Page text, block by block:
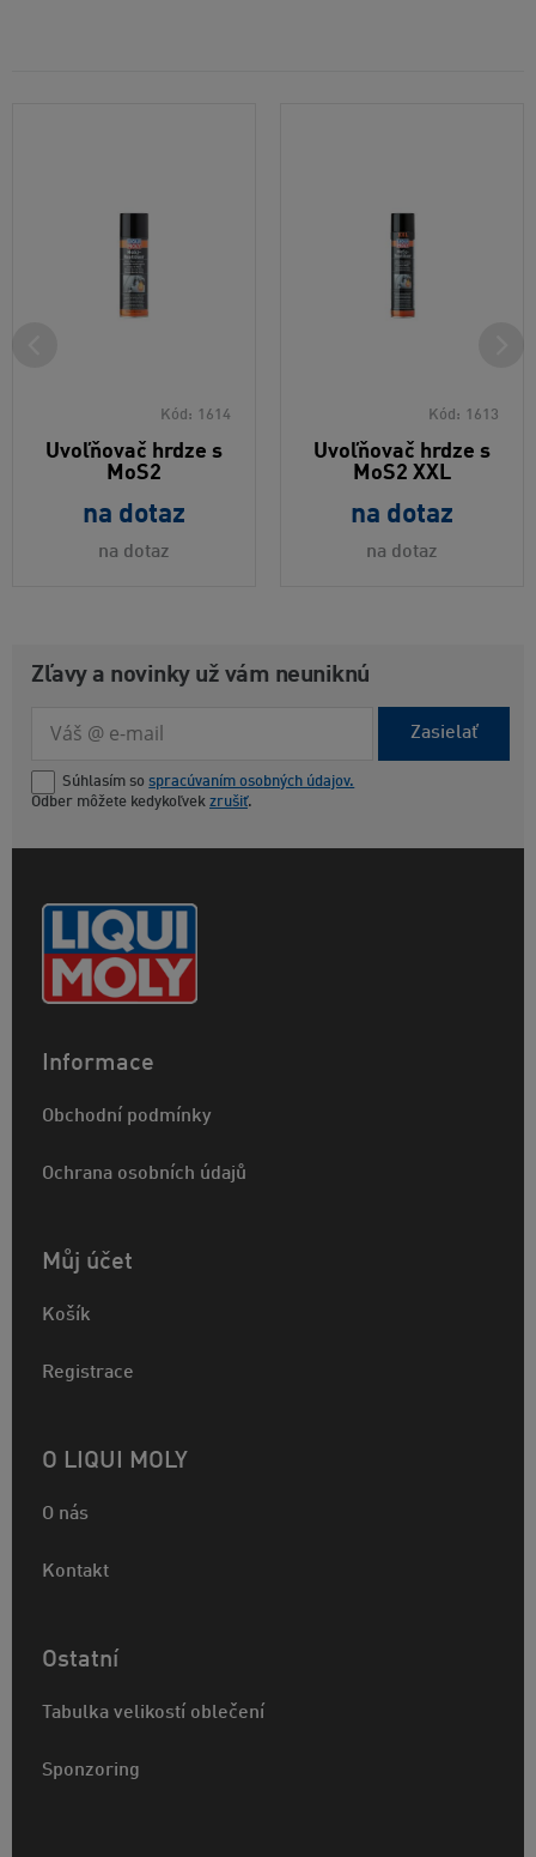
Kód: 1614
Uvoľňovač hrdze s
MoS2
na dotaz
na dotaz
Kód: 1613
Uvoľňovač hrdze s
MoS2 XXL
na dotaz
na dotaz
Zľavy a novinky už vám neuniknú
Zasielať
Súhlasím so spracúvaním osobných údajov.
Odber môžete kedykoľvek zrušiť.
Informace
Obchodní podmínky
Ochrana osobních údajů
Můj účet
Košík
Registrace
O LIQUI MOLY
O nás
Kontakt
Ostatní
Tabulka velikostí oblečení
Sponzoring